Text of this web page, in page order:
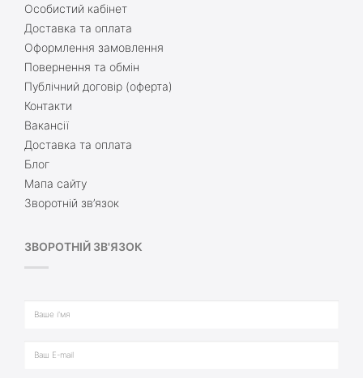
Особистий кабінет
Доставка та оплата
Оформлення замовлення
Повернення та обмін
Публічний договір (оферта)
Контакти
Вакансії
Доставка та оплата
Блог
Мапа сайту
Зворотній зв’язок
ЗВОРОТНІЙ ЗВ'ЯЗОК